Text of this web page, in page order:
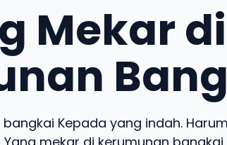
Mekar di
Kepada yang indah.